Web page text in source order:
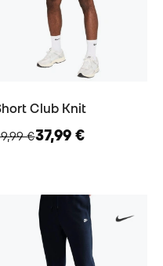
Club Knit
€37,99 €